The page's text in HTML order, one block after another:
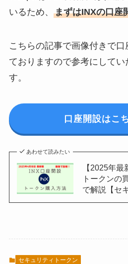
いるため、 まずはINXの口座
こちらの記事で画像付きで
ておりますので参考にして
す。
口座開設はこ
あわせて読みたい
【2025年
トークンの
で解説【セ
セキュリティトークン